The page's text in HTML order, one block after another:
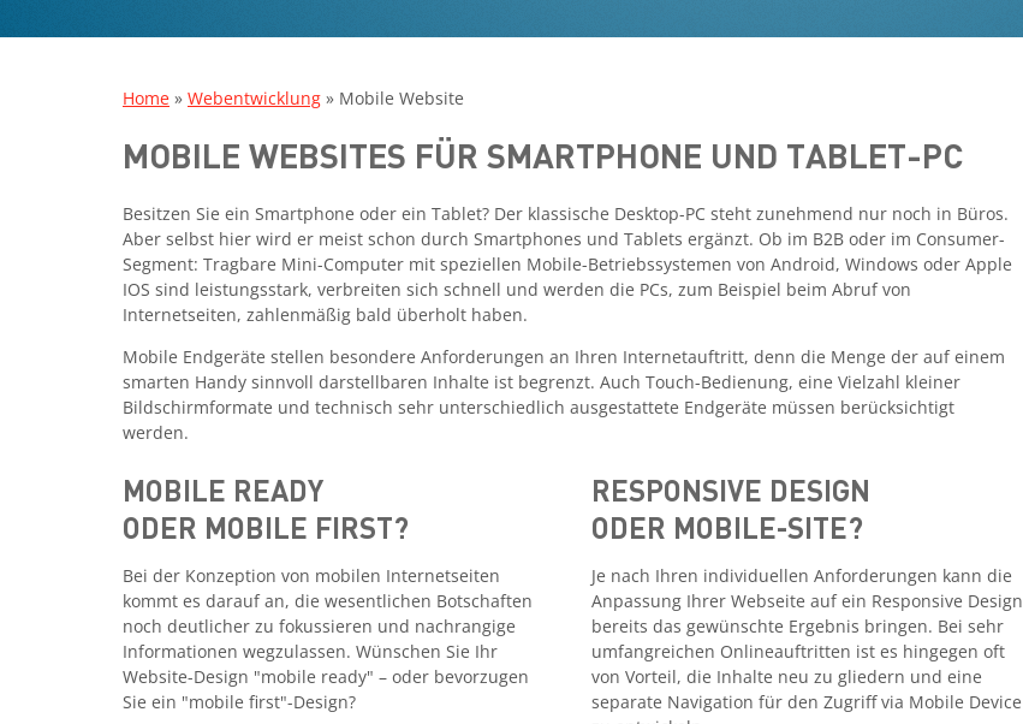
Home » Webentwicklung » Mobile Website
MOBILE WEBSITES FÜR SMARTPHONE UND TABLET-PC
Besitzen Sie ein Smartphone oder ein Tablet? Der klassische Desktop-PC steht zunehmend nur noch in Büros.
Aber selbst hier wird er meist schon durch Smartphones und Tablets ergänzt. Ob im B2B oder im Consumer-
Segment: Tragbare Mini-Computer mit speziellen Mobile-Betriebssystemen von Android, Windows oder Apple
IOS sind leistungsstark, verbreiten sich schnell und werden die PCs, zum Beispiel beim Abruf von
Internetseiten, zahlenmäßig bald überholt haben.
Mobile Endgeräte stellen besondere Anforderungen an Ihren Internetauftritt, denn die Menge der auf einem
smarten Handy sinnvoll darstellbaren Inhalte ist begrenzt. Auch Touch-Bedienung, eine Vielzahl kleiner
Bildschirmformate und technisch sehr unterschiedlich ausgestattete Endgeräte müssen berücksichtigt
werden.
MOBILE READY
ODER MOBILE FIRST?
Bei der Konzeption von mobilen Internetseiten
kommt es darauf an, die wesentlichen Botschaften
noch deutlicher zu fokussieren und nachrangige
Informationen wegzulassen. Wünschen Sie Ihr
Website-Design "mobile ready" – oder bevorzugen
Sie ein "mobile first"-Design?
RESPONSIVE DESIGN
ODER MOBILE-SITE?
Je nach Ihren individuellen Anforderungen kann die
Anpassung Ihrer Webseite auf ein Responsive Design
bereits das gewünschte Ergebnis bringen. Bei sehr
umfangreichen Onlineauftritten ist es hingegen oft
von Vorteil, die Inhalte neu zu gliedern und eine
separate Navigation für den Zugriff via Mobile Device